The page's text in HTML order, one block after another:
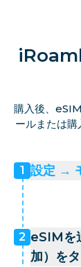
購入後、
ールまたは
1 設定 →
2 eSIMを
加）を